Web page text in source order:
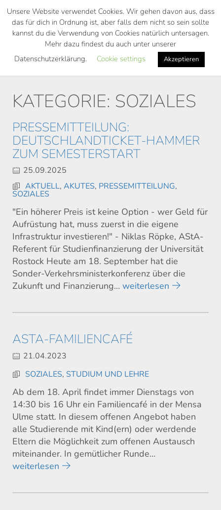
Skip
main
KATEGORIE: SOZIALES
PRESSEMITTEILUNG:
DEUTSCHLANDTICKET-HAMMER
ZUM SEMESTERSTART
25.09.2025
AKTUELL, AKUTES, PRESSEMITTEILUNG,
SOZIALES
"Ein höherer Preis ist keine Option - wer Geld für
Aufrüstung hat, muss zuerst in die eigene
Infrastruktur investieren!" - Niklas Röpke, AStA-
Referent für Studienfinanzierung der Universität
Rostock Heute am 18. September hat die
Sonder-Verkehrsministerkonferenz über die
Zukunft und Finanzierung… weiterlesen
ASTA-FAMILIENCAFÉ
21.04.2023
SOZIALES, STUDIUM UND LEHRE
Ab dem 18. April findet immer Dienstags von
14:30 bis 16 Uhr ein Familiencafé in der Mensa
Ulme statt. In diesem offenen Angebot haben
alle Studierende mit Kind(ern) oder werdende
Eltern die Möglichkeit zum offenen Austausch
miteinander. In gemütlicher Runde…
weiterlesen
Unsere Website verwendet Cookies. Wir gehen davon aus, dass
das für dich in Ordnung ist, aber falls dem nicht so sein sollte
kannst du die Verwendung von Cookies natürlich untersagen.
Mehr dazu findest du auch unter unserer
Datenschutzerklärung.
Cookie settings Akzeptieren